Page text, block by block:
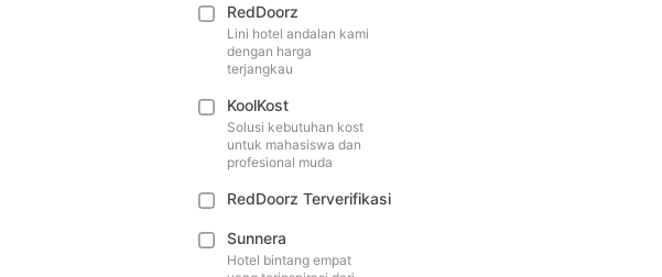
RedDoorz
Lini hotel andalan kami
dengan harga
terjangkau
KoolKost
Solusi kebutuhan kost
untuk mahasiswa dan
profesional muda
RedDoorz Terverifikasi
Sunnera
Hotel bintang empat